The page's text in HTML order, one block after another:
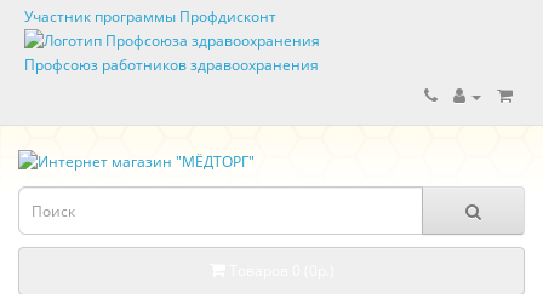
Участник программы Профдисконт
Профсоюз работников здравоохранения